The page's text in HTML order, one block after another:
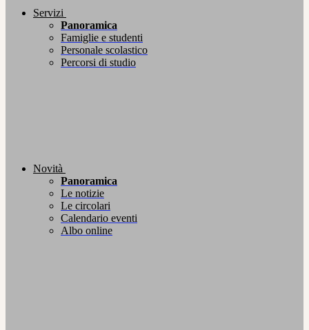
Servizi
Panoramica
Famiglie e studenti
Personale scolastico
Percorsi di studio
Novità
Panoramica
Le notizie
Le circolari
Calendario eventi
Albo online